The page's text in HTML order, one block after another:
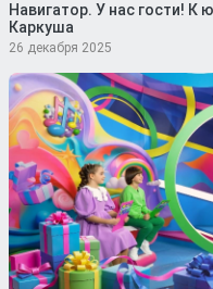
Навигатор. У нас гости! К
Каркуша
26 декабря 2025